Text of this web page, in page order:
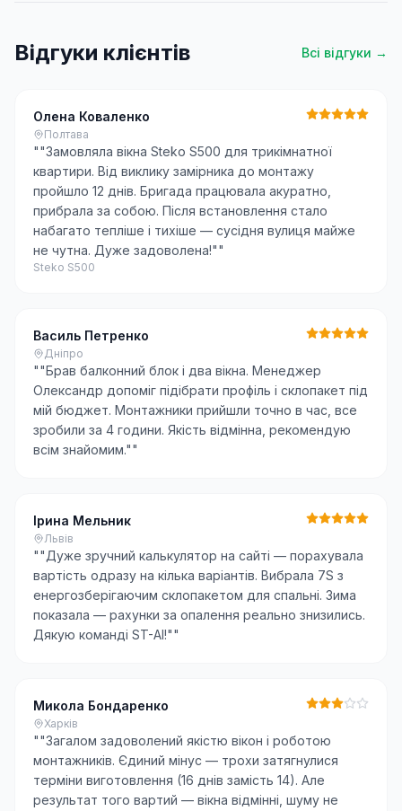
Відгуки клієнтів Всі відгуки →
Олена Коваленко
Полтава
""Замовляла вікна Steko S500 для трикімнатної
квартири. Від виклику замірника до монтажу
пройшло 12 днів. Бригада працювала акуратно,
прибрала за собою. Після встановлення стало
набагато тепліше і тихіше — сусідня вулиця майже
не чутна. Дуже задоволена!""
Steko S500
Василь Петренко
Дніпро
""Брав балконний блок і два вікна. Менеджер
Олександр допоміг підібрати профіль і склопакет під
мій бюджет. Монтажники прийшли точно в час, все
зробили за 4 години. Якість відмінна, рекомендую
всім знайомим.""
Ірина Мельник
Львів
""Дуже зручний калькулятор на сайті — порахувала
вартість одразу на кілька варіантів. Вибрала 7S з
енергозберігаючим склопакетом для спальні. Зима
показала — рахунки за опалення реально знизились.
Дякую команді ST-AI!""
Микола Бондаренко
Харків
""Загалом задоволений якістю вікон і роботою
монтажників. Єдиний мінус — трохи затягнулися
терміни виготовлення (16 днів замість 14). Але
результат того вартий — вікна відмінні, шуму не